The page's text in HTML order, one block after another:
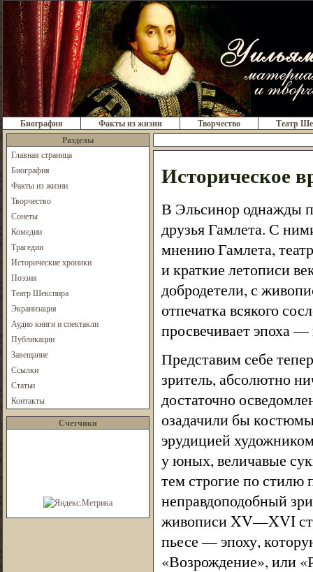
Биография Факты из жизни Творчество
Театр
Разделы
Главная страница
Биография
Факты из жизни
Творчество
Сонеты
Комедии
Трагедии
Исторические хроники
Поэзия
Театр Шекспира
Экранизация
Аудио книги и спектакли
Публикации
Завещание
Ссылки
Статьи
Контакты
Счетчики
Историческое
В Эльсинор однажды
друзья Гамлета. С
мнению Гамлета,
и краткие летописи
добродетели, с
отпечатка всякого
просвечивает эпоха
Представим себе
зритель, абсолютно
достаточно
озадачили бы
эрудицией
у юных, величавые
тем строгие по
неправдоподобный
живописи XV—XVI
пьесе — эпоху,
«Возрождение», или